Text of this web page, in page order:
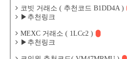
코빗 거래소 ( 추천코드 B1DD4A )
▶추천링크
MEXC 거래소 ( 1LCc2 )
▶추천링크